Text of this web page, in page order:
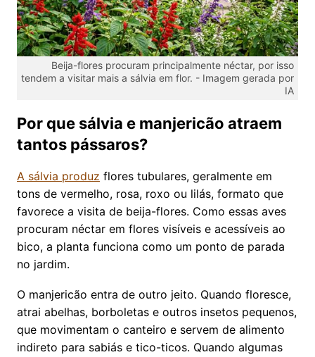
Beija-flores procuram principalmente néctar, por isso
tendem a visitar mais a sálvia em flor. - Imagem gerada por
IA
Por que sálvia e manjericão atraem
tantos pássaros?
A sálvia produz flores tubulares, geralmente em
tons de vermelho, rosa, roxo ou lilás, formato que
favorece a visita de beija-flores. Como essas aves
procuram néctar em flores visíveis e acessíveis ao
bico, a planta funciona como um ponto de parada
no jardim.
O manjericão entra de outro jeito. Quando floresce,
atrai abelhas, borboletas e outros insetos pequenos,
que movimentam o canteiro e servem de alimento
indireto para sabiás e tico-ticos. Quando algumas